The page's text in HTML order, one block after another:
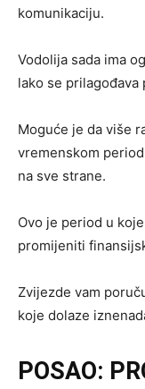
komunikaciju.
Vodolija sada ima
lako se prilagođava
Moguće je da više
vremenskom
na sve strane.
Ovo je period u
promijeniti
Zvijezde vam
koje dolaze
POSAO: